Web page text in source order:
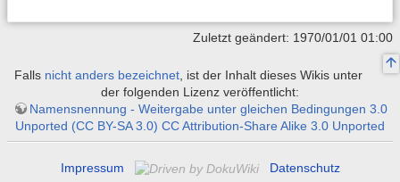
Zuletzt geändert: 1970/01/01 01:00
Falls nicht anders bezeichnet , ist der Inhalt dieses Wikis unter
der folgenden Lizenz veröffentlicht:
Namensnennung - Weitergabe unter gleichen Bedingungen 3.0
Unported (CC BY-SA 3.0) CC Attribution-Share Alike 3.0 Unported
Impressum Datenschutz